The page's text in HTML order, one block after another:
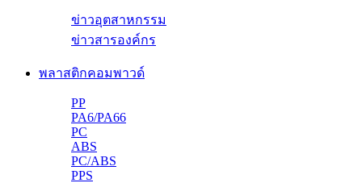
ข่าวอุตสาหกรรม
ข่าวสารองค์กร
พลาสติกคอมพาวด์
PP
PA6/PA66
PC
ABS
PC/ABS
PPS